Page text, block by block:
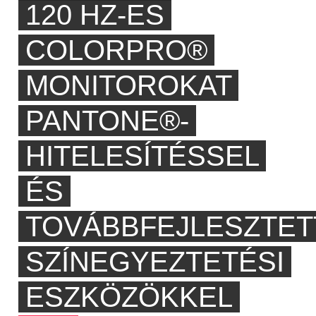
120 HZ-ES
COLORPRO®
MONITOROKAT
PANTONE®-
HITELESÍTÉSSEL
ÉS
SZÍNEGYEZTETÉSI
ESZKÖZÖKKEL